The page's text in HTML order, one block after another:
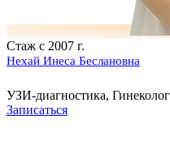
Стаж с 2007 г.
Нехай Инеса Беслановна
УЗИ-диагностика,
Записаться